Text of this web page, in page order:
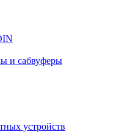
и сабвуферы
устройств